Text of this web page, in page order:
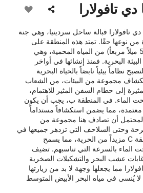
تافولارا
دي تافولارا قبالة ساحل سردينيا، وهي جنة
من نوعها حقًا. تمتد هذه المنطقة على
مساحة 93 كيلومتراً مربعاً (58 ميلاً مربعاً) من المياه المحمية، وهي
البحرية. فمنذ إنشائها في أواخر
نظاماً بيئياً نابضاً بالحياة البحرية
مجموعة من البيئات، من الشعاب
إلى حطام السفن المثير للاهتمام،
الماء. في المنطقة ب، يجب أن يكون
مما يضمن استكشافاً مستداماً
المحتمل أن تصادف هنا مجموعة من
وحتى السلاحف التي تزدهر جميعها في
هذا الملاذ المحمي. توفر المنطقة C مزيداً من الحرية، مما يسمح
الماء بالسرعة التي تناسبهم. تضيف
غابات عشب البحر والتشكيلات الصخرية
مما يجعلها وجهة لا بد من زيارتها
يُنسى في مياه البحر الأبيض المتوسط